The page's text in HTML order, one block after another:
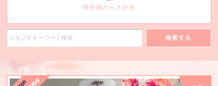
現在地からさがす
検索する